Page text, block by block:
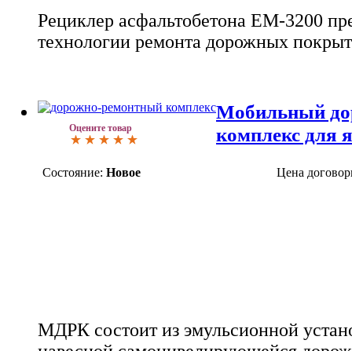
Рециклер асфальтобетона ЕМ-3200
технологии ремонта дорожных
Оцените товар
Мобильный
комплекс для
Состояние: Новое Цена
МДРК состоит из эмульсионной